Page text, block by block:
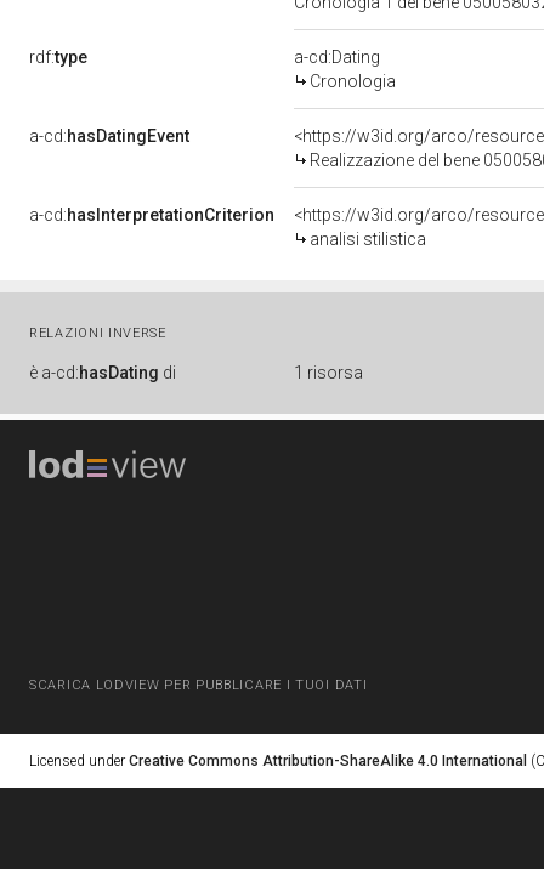
rdf:type
a-cd:Dating
Cronologia
a-cd:hasDatingEvent
<https://w3id.org/arco/
Realizzazione del bene
a-cd:hasInterpretationCriterion
<https://w3id.org/arco/
analisi stilistica
RELAZIONI INVERSE
è a-cd:hasDating di 1 risorsa
SCARICA LODVIEW PER PUBBLICARE I TUOI DATI
Licensed under Creative Commons Attribution-ShareAlike 4.0 International